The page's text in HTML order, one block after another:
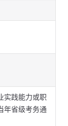
实践能力或职
年省级考务通